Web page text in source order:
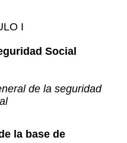
I
Social
de la seguridad
la base de